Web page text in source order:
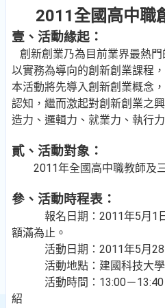
2011全國高中職
壹、活動緣起：
創新創業乃為目前業界最熱
以實務為導向的創新創業課程
本活動將先導入創新創業概念
認知，繼而激起對創新創業之
造力、邏輯力、就業力、執行
貳、活動對象 ：
2011年全國高中職教師及
參 、活動時程表：
報名日期：2011年5月1
額滿為止。
活動日期：2011年5月28
活動地點：建國科技
活動時間：13:00－
紹